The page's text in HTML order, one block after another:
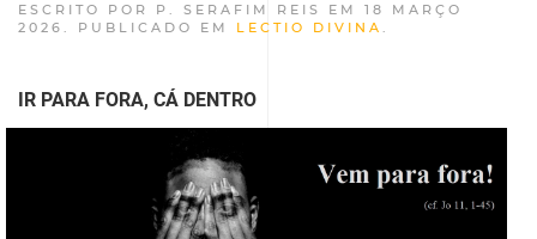
ESCRITO POR P. SERAFIM REIS EM 18 MARÇO
2026 . PUBLICADO EM LECTIO DIVINA .
IR PARA FORA, CÁ DENTRO